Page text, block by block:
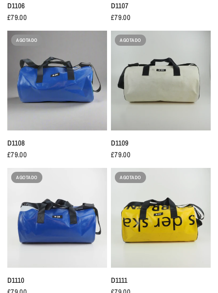
D1106
£79.00
D1107
£79.00
AGOTADO
D1108
£79.00
AGOTADO
D1109
£79.00
AGOTADO
D1110
AGOTADO
D1111